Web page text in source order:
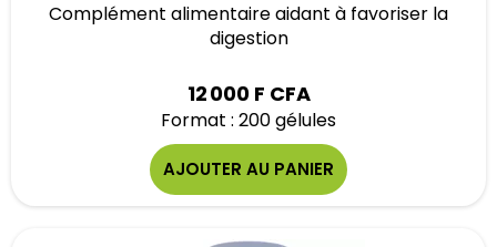
Complément alimentaire aidant à favoriser la
digestion
12 000 F CFA
Format : 200 gélules
AJOUTER AU PANIER